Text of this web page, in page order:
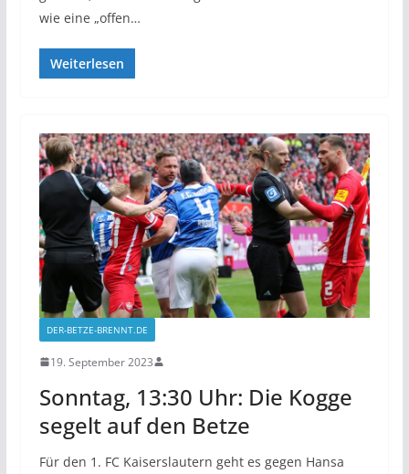
wie eine „offen…
Weiterlesen
DER-BETZE-BRENNT.DE
19. September 2023
Sonntag, 13:30 Uhr: Die Kogge
segelt auf den Betze
Für den 1. FC Kaiserslautern geht es gegen Hansa